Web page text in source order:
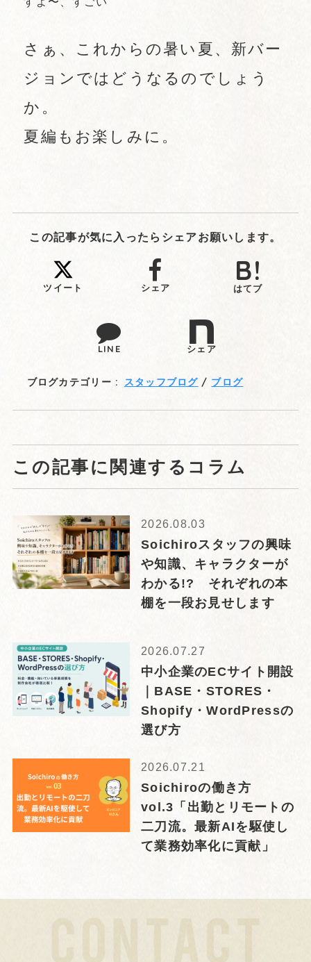
さぁ、これからの暑い夏、新バー
ジョンではどうなるのでしょう
か。
夏編もお楽しみに。
この記事が気に入ったらシェアお願いします。
ツイート シェア はてブ
LINE シェア
ブログカテゴリー : スタッフブログ ブログ
この記事に関連するコラム
2026.08.03
Soichiroスタッフの興味
や知識、キャラクターが
わかる!? それぞれの本
棚を一段お見せします
2026.07.27
中小企業のECサイト開設
｜BASE・STORES・
Shopify・WordPressの
選び方
2026.07.21
Soichiroの働き方
vol.3「出勤とリモートの
二刀流。最新AIを駆使し
て業務効率化に貢献」